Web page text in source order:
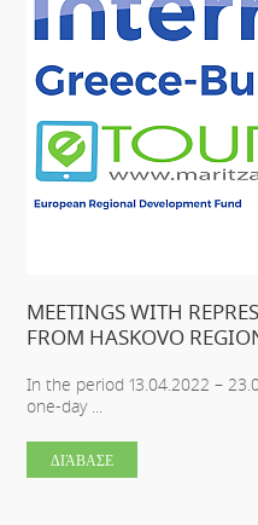
MEETINGS WITH
FROM HASKOVO
In the period 13.04.2022 –
one-day ...
ΔΙΆΒΑΣΕ